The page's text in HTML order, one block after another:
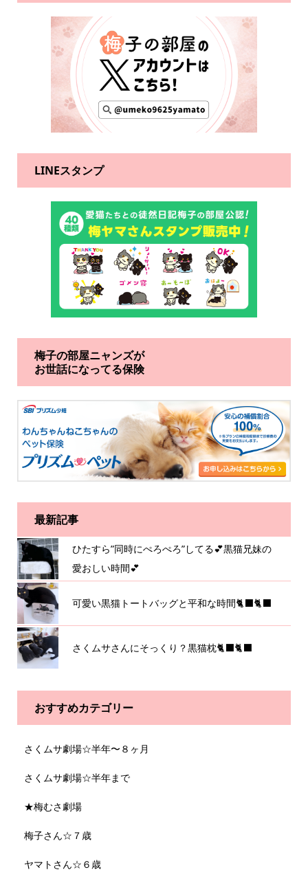
LINEスタンプ
梅子の部屋ニャンズが
お世話になってる保険
最新記事
ひたすら”同時にぺろぺろ”してる💕黒猫兄妹の
愛おしい時間💕
可愛い黒猫トートバッグと平和な時間🐈‍⬛🐈‍⬛
さくムサさんにそっくり？黒猫枕🐈‍⬛🐈‍⬛
おすすめカテゴリー
さくムサ劇場☆半年〜８ヶ月
さくムサ劇場☆半年まで
★梅むさ劇場
梅子さん☆７歳
ヤマトさん☆６歳